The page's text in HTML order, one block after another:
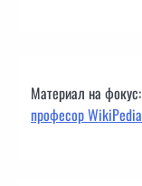
Материал на фокус:
професор WikiPedia